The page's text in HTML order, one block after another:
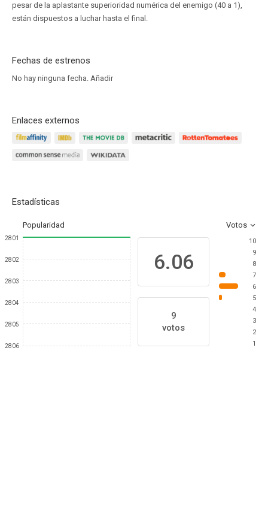
pesar de la aplastante superioridad numérica del enemigo (40 a 1),
están dispuestos a luchar hasta el final.
Fechas de estrenos
No hay ninguna fecha. Añadir
Enlaces externos
Estadísticas
Popularidad Votos
2801
2802
2803
2804
2805
2806
6.06
9
votos
10
9
8
7
6
5
4
3
2
1